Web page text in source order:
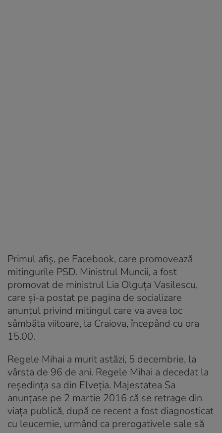
Primul afiș, pe Facebook, care promovează
mitingurile PSD. Ministrul Muncii, a fost
promovat de ministrul Lia Olguța Vasilescu,
care și-a postat pe pagina de socializare
anunțul privind mitingul care va avea loc
sâmbăta viitoare, la Craiova, începând cu ora
15.00.
Regele Mihai a murit astăzi, 5 decembrie, la
vârsta de 96 de ani. Regele Mihai a decedat la
reședința sa din Elveția. Majestatea Sa
anunțase pe 2 martie 2016 că se retrage din
viața publică, după ce recent a fost diagnosticat
cu leucemie, urmând ca prerogativele sale să